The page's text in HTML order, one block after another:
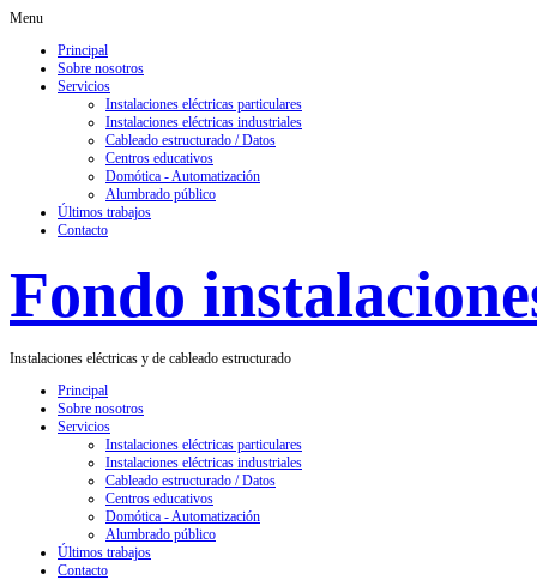
Menu
Principal
Sobre nosotros
Servicios
Instalaciones eléctricas particulares
Instalaciones eléctricas industriales
Cableado estructurado / Datos
Centros educativos
Domótica - Automatización
Alumbrado público
Últimos trabajos
Contacto
Fondo
Instalaciones eléctricas y de cableado estructurado
Principal
Sobre nosotros
Servicios
Instalaciones eléctricas particulares
Instalaciones eléctricas industriales
Cableado estructurado / Datos
Centros educativos
Domótica - Automatización
Alumbrado público
Últimos trabajos
Contacto